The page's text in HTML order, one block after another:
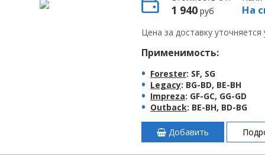
1 940руб На
Цена за доставку
Применимость:
Forester: SF, SG
Legacy: BG-BD, BE-BH
Impreza: GF-GC, GG-GD
Outback: BE-BH, BD-BG
Добавить